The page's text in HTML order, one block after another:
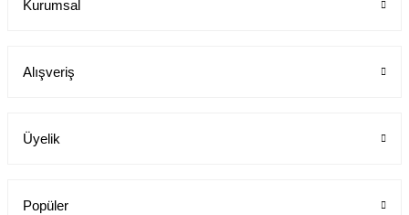
Kurumsal
Alışveriş
Üyelik
Popüler